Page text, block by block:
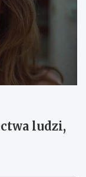
ludzi,